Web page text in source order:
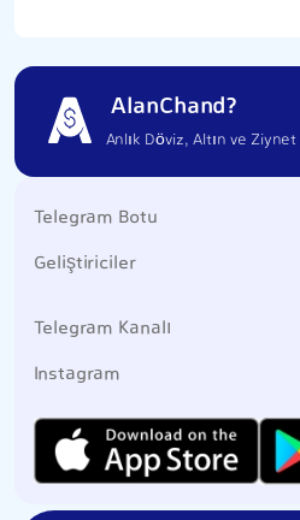
AlanChand?
Anlık Döviz, Altın ve Ziynet
Telegram Botu
Geliştiriciler
Telegram Kanalı
Instagram